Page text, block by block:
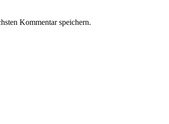
Kommentar speichern.